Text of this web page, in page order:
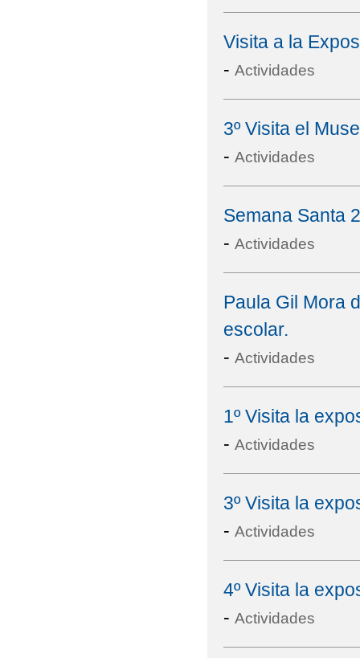
Visita a la
- Actividades
3º Visita el
- Actividades
Semana Santa
- Actividades
Paula Gil Mora
escolar.
- Actividades
1º Visita la
- Actividades
3º Visita la
- Actividades
4º Visita la
- Actividades